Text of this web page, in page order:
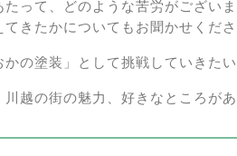
たって、どのような苦労がござい
てきたかについてもお聞かせくださ
かの塗装」として挑戦していきた
川越の街の魅力、好きなところが